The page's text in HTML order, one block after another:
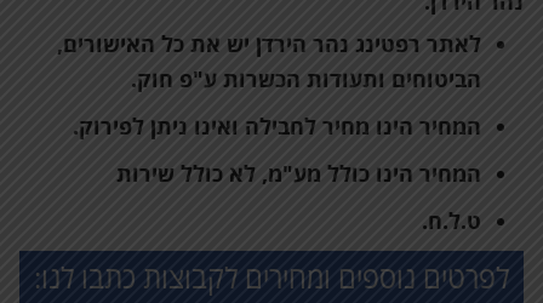
לאתר רפטינג נהר הירדן יש את כל האישורים,
הביטוחים ותעודות הכשרות ע"פ חוק.
המחיר הינו מחיר לחבילה ואינו ניתן לפירוק.
המחיר הינו כולל מע"מ, לא כולל שירות
ט.ל.ח.
לפרטים נוספים ומחירים לקבוצות כתבו לנו: